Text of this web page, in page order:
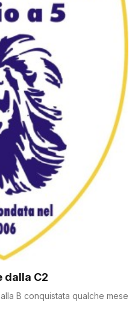
dalla C2
B conquistata qualche mese